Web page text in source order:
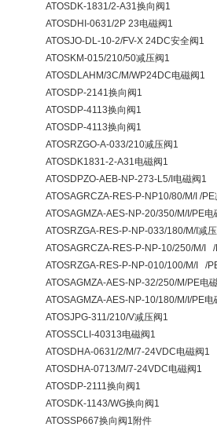
ATOSDK-1831/2-A31换向阀1
ATOSDHI-0631/2P 23电磁阀1
ATOSJO-DL-10-2/FV-X 24DC安全阀1
ATOSKM-015/210/50减压阀1
ATOSDLAHM/3C/M/WP24DC电磁阀1
ATOSDP-2141换向阀1
ATOSDP-4113换向阀1
ATOSDP-4113换向阀1
ATOSRZGO-A-033/210减压阀1
ATOSDK1831-2-A31电磁阀1
ATOSDPZO-AEB-NP-273-L5/I电磁阀1
ATOSAGRCZA-RES-P-NP10/80/M/I /PE
ATOSAGMZA-AES-NP-20/350/M/I/PE电
ATOSRZGA-RES-P-NP-033/180/M/I减
ATOSAGRCZA-RES-P-NP-10/250/M/I
ATOSRZGA-RES-P-NP-010/100/M/I /
ATOSAGMZA-AES-NP-32/250/M/PE电
ATOSAGMZA-AES-NP-10/180/M/I/PE电
ATOSJPG-311/210/V减压阀1
ATOSSCLI-40313电磁阀1
ATOSDHA-0631/2/M/7-24VDC电磁阀1
ATOSDHA-0713/M/7-24VDC电磁阀1
ATOSDP-2111换向阀1
ATOSDK-1143/WG换向阀1
ATOSSP667换向阀1附件